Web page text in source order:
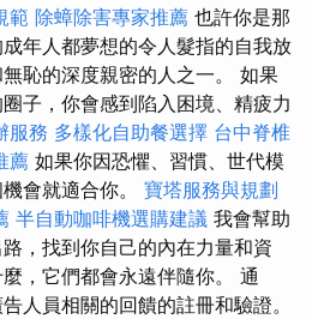
範 除蟑除害專家推薦 也許你是那
年人都夢想的令人髮指的自我放
恥的深度親密的人之一。 如果
子，你會感到陷入困境、精疲力
服務 多樣化自助餐選擇 台中脊椎
薦 如果你因恐懼、習慣、世代模
會就適合你。 寶塔服務與規劃
半自動咖啡機選購建議 我會幫助
，找到你自己的內在力量和資
，它們都會永遠伴隨你。 通
人員相關的回饋的註冊和驗證。